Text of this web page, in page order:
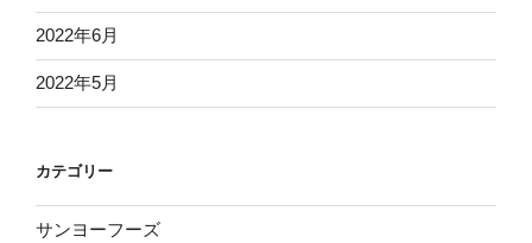
2022年6月
2022年5月
カテゴリー
サンヨーフーズ